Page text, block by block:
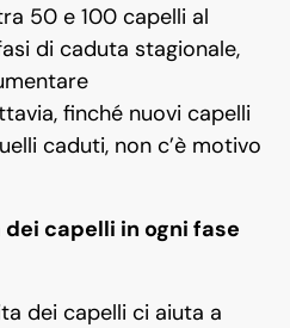
50 e 100 capelli al
di caduta stagionale,
finché nuovi capelli
caduti, non c’è motivo
capelli in ogni fase
dei capelli ci aiuta a